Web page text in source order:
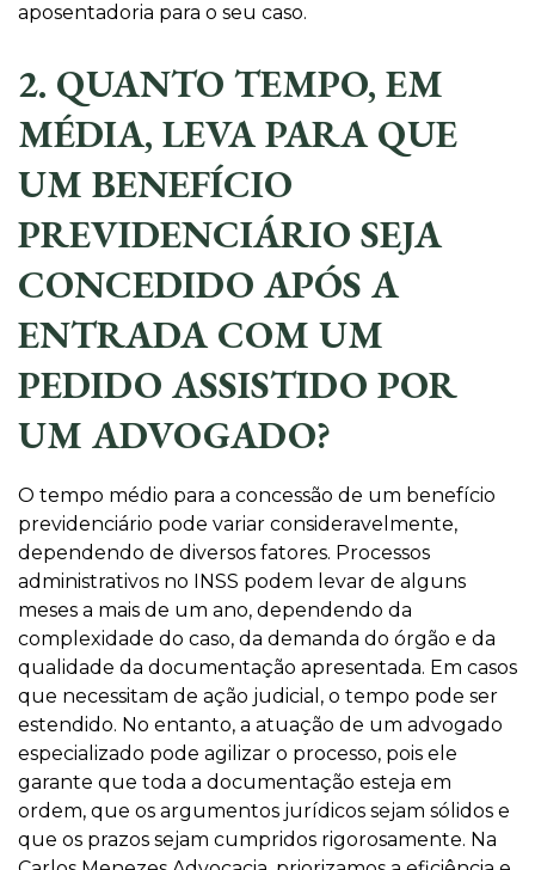
aposentadoria para o seu caso.
2. QUANTO TEMPO, EM
MÉDIA, LEVA PARA QUE
UM BENEFÍCIO
PREVIDENCIÁRIO SEJA
CONCEDIDO APÓS A
ENTRADA COM UM
PEDIDO ASSISTIDO POR
UM ADVOGADO?
O tempo médio para a concessão de um benefício
previdenciário pode variar consideravelmente,
dependendo de diversos fatores. Processos
administrativos no INSS podem levar de alguns
meses a mais de um ano, dependendo da
complexidade do caso, da demanda do órgão e da
qualidade da documentação apresentada. Em casos
que necessitam de ação judicial, o tempo pode ser
estendido. No entanto, a atuação de um advogado
especializado pode agilizar o processo, pois ele
garante que toda a documentação esteja em
ordem, que os argumentos jurídicos sejam sólidos e
que os prazos sejam cumpridos rigorosamente. Na